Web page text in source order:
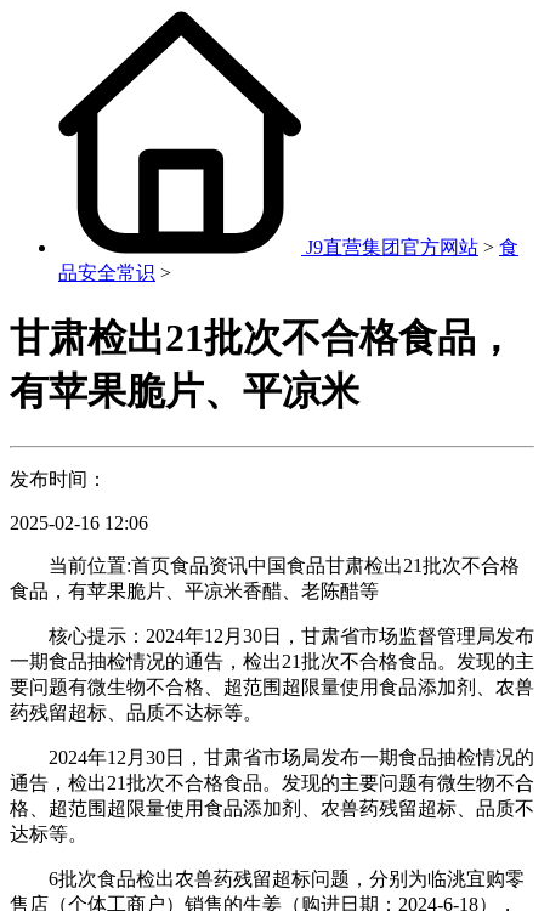
J9直营集团官方网站 > 食
品安全常识 >
甘肃检出21批次不合格食品，
有苹果脆片、平凉米
发布时间：
2025-02-16 12:06
当前位置:首页食品资讯中国食品甘肃检出21批次不合格
食品，有苹果脆片、平凉米香醋、老陈醋等
核心提示：2024年12月30日，甘肃省市场监督管理局发布
一期食品抽检情况的通告，检出21批次不合格食品。发现的主
要问题有微生物不合格、超范围超限量使用食品添加剂、农兽
药残留超标、品质不达标等。
2024年12月30日，甘肃省市场局发布一期食品抽检情况的
通告，检出21批次不合格食品。发现的主要问题有微生物不合
格、超范围超限量使用食品添加剂、农兽药残留超标、品质不
达标等。
6批次食品检出农兽药残留超标问题，分别为临洮宜购零
售店（个体工商户）销售的生姜（购进日期：2024-6-18），